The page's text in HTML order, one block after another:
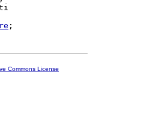
Commons License